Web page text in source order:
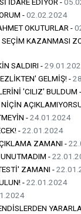
-02.02.2024
OKUTURLAR -
KAZANMASI
SALDIRI -
GELMİŞ! -
'CILIZ' BULDUM -
-24.01.2024
-22.01.2024
ZAMANI -
UNUTMADIM -
ZAMANI -
-22.01.2024